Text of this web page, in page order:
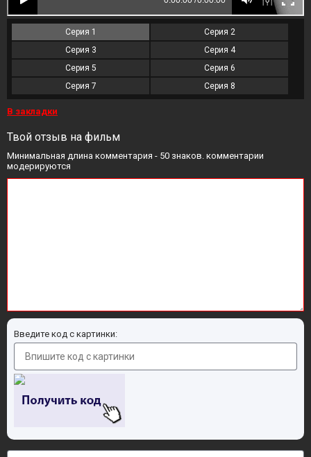
Серия 1
Серия 2
Серия 3
Серия 4
Серия 5
Серия 6
Серия 7
Серия 8
В закладки
Твой отзыв на фильм
Минимальная длина комментария - 50 знаков. комментарии
модерируются
Введите код с картинки: